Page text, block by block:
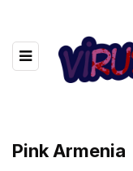
Pink Armenia